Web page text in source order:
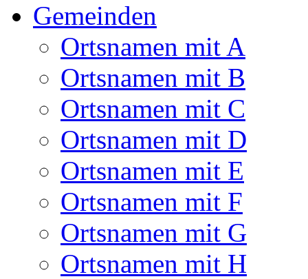
Gemeinden
Ortsnamen mit A
Ortsnamen mit B
Ortsnamen mit C
Ortsnamen mit D
Ortsnamen mit E
Ortsnamen mit F
Ortsnamen mit G
Ortsnamen mit H